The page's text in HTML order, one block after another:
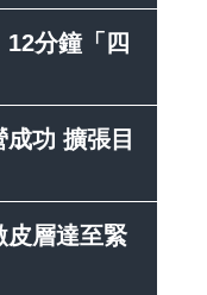
分鐘「四
功 擴張目
皮層達至緊